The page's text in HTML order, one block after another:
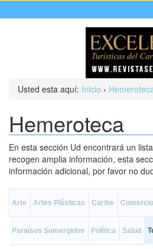
Usted esta aquí: Inicio ›
Hemeroteca
En esta sección Ud encontrará un
recogen amplia información, esta
información adicional, por favor no
Arte Artes Plásticas Caribe Comercio
Paraísos Sumergidos Política Salud